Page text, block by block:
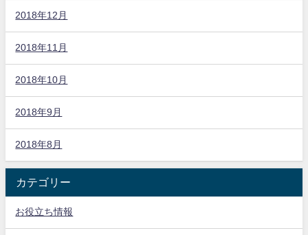
2018年12月
2018年11月
2018年10月
2018年9月
2018年8月
カテゴリー
お役立ち情報